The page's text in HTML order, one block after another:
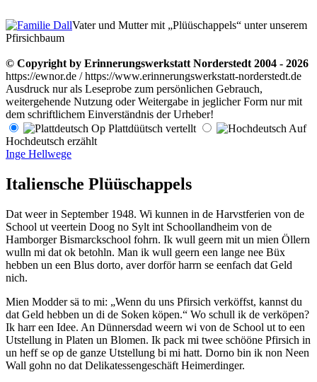
Vater und Mutter mit „Plüüschappels“ unter unserem
Pfirsichbaum
© Copyright by Erinnerungswerkstatt Norderstedt 2004 - 2026
https://ewnor.de / https://www.erinnerungswerkstatt-norderstedt.de
Ausdruck nur als Leseprobe zum persönlichen Gebrauch,
weitergehende Nutzung oder Weitergabe in jeglicher Form nur mit
dem schriftlichem Einverständnis der Urheber!
Op Plattdüütsch vertellt
Auf
Hochdeutsch erzählt
Inge Hellwege
Italiensche Plüüschappels
Dat weer in September 1948. Wi kunnen in de Harvstferien von de
School ut veertein Doog no Sylt int Schoollandheim von de
Hamborger Bismarckschool fohrn. Ik wull geern mit un mien Öllern
wulln mi dat ok betohln. Man ik wull geern een lange nee Büx
hebben un een Blus dorto, aver dorför harrn se eenfach dat Geld
nich.
Mien Modder sä to mi:
Wenn du uns Pfirsich verköffst, kannst du
dat Geld hebben un di de Soken köpen.
Wo schull ik de verköpen?
Ik harr een Idee. An Dünnersdad weern wi von de School ut to een
Utstellung in Platen un Blomen. Ik pack mi twee schööne Pfirsich in
un heff se op de ganze Utstellung bi mi hatt. Dorno bin ik non Neen
Wall gohn no dat Delikatessengeschäft Heimerdinger.